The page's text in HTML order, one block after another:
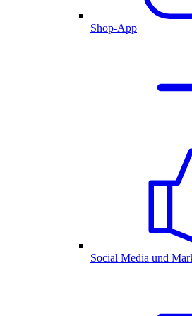
Shop-App
Social Media und